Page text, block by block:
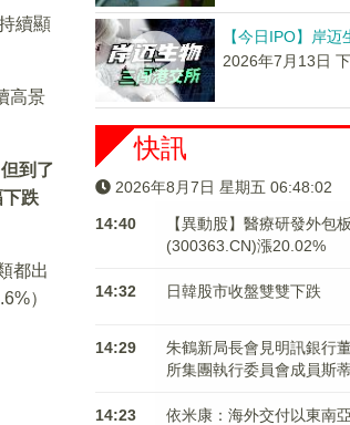
續顯
高景
但到了
跌
都出
）
【今日IPO】岸
2026年7月13日
快訊
2026年8月7日 星期五 06:48:03
14:40
【異動股】醫療研發外包
(300363.CN)漲20.02%
14:32 日韓股市收盤雙雙下跌
14:29
朱鶴新局長會見明訊銀行
所集團執行委員會成員斯
14:23
依米康：海外交付以東南